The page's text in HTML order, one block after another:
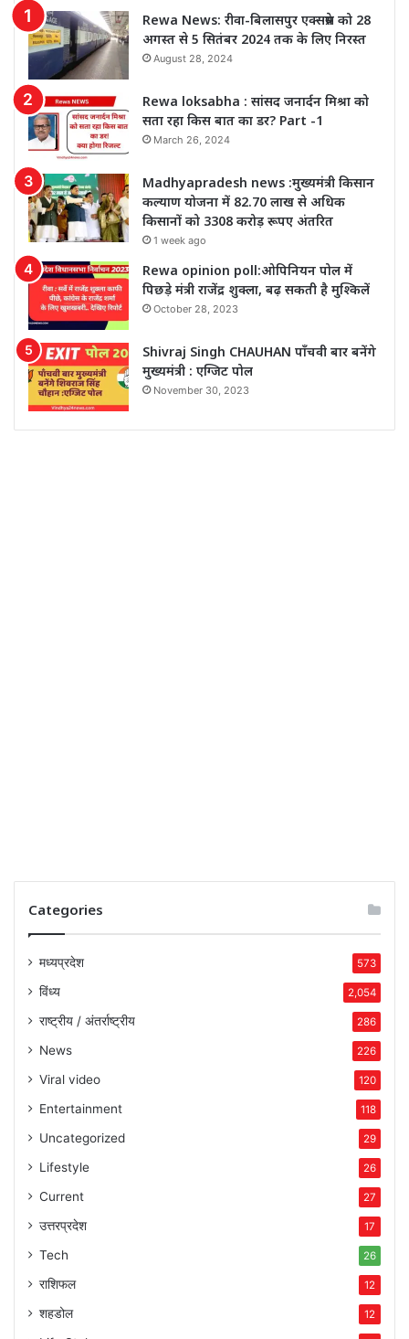
Rewa News: रीवा-बिलासपुर एक्सप्रेस को 28
अगस्त से 5 सितंबर 2024 तक के लिए निरस्त
August 28, 2024
Rewa loksabha : सांसद जनार्दन मिश्रा को
सता रहा किस बात का डर? Part -1
March 26, 2024
Madhyapradesh news :मुख्यमंत्री किसान
कल्याण योजना में 82.70 लाख से अधिक
किसानों को 3308 करोड़ रूपए अंतरित
1 week ago
Rewa opinion poll:ओपिनियन पोल में
पिछड़े मंत्री राजेंद्र शुक्ला, बढ़ सकती है मुश्किलें
October 28, 2023
Shivraj Singh CHAUHAN पाँचवी बार बनेंगे
मुख्यमंत्री : एग्जिट पोल
November 30, 2023
Categories
मध्यप्रदेश 573
विंध्य 2,054
राष्ट्रीय / अंतर्राष्ट्रीय 286
News 226
Viral video 120
Entertainment 118
Uncategorized 29
Lifestyle 26
Current 27
उत्तरप्रदेश 17
Tech 26
राशिफल 12
शहडोल 12